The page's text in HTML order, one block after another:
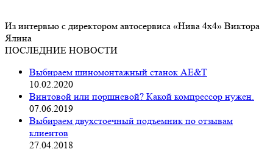
Из интервью с директором автосервиса «Нива 4х4» Виктора
Ялина
ПОСЛЕДНИЕ НОВОСТИ
Выбираем шиномонтажный станок AE&T
10.02.2020
Винтовой или поршневой? Какой компрессор нужен.
07.06.2019
Выбираем двухстоечный подъемник по отзывам
клиентов
27.04.2018